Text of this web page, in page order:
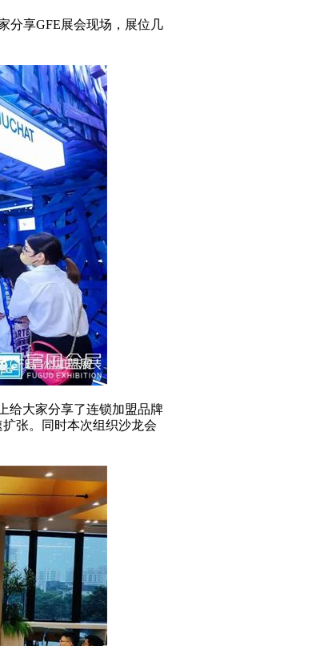
分享GFE展会现场，展位几
给大家分享了连锁加盟品牌
张。同时本次组织沙龙会